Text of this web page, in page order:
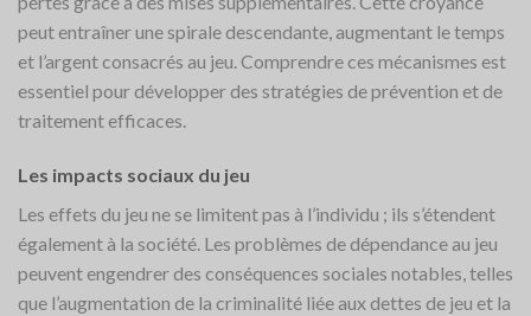
peut entraîner une spirale descendante, augmentant le temps
et l’argent consacrés au jeu. Comprendre ces mécanismes est
essentiel pour développer des stratégies de prévention et de
traitement efficaces.
Les impacts sociaux du jeu
Les effets du jeu ne se limitent pas à l’individu ; ils s’étendent
également à la société. Les problèmes de dépendance au jeu
peuvent engendrer des conséquences sociales notables, telles
que l’augmentation de la criminalité liée aux dettes de jeu et la